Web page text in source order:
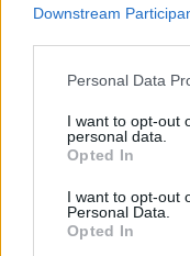
Downstream
Please note that this
not limited to your
grant or deny
use your data for
consent section.
Personal Data
I want to opt-out
personal data.
Opted In
I want to opt-out
Personal Data.
Opted In
προσπάθειας που
μήνες. Το Moving
μια ακόμα
προσφέρουμε
ευκολία και